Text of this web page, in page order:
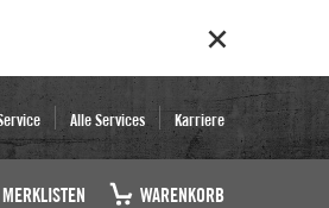
Alle Services Karriere
WARENKORB